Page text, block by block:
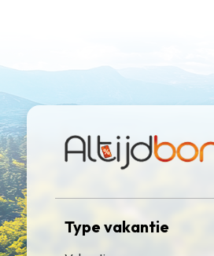
Type vakantie